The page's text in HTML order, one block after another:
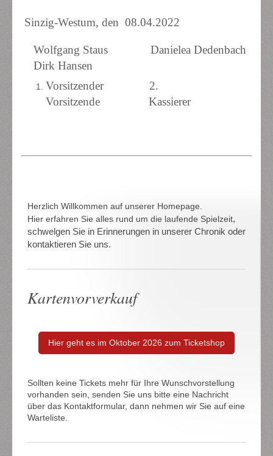
Sinzig-Westum, den 08.04.2022
Wolfgang Staus Danielea Dedenbach
Dirk Hansen
Vorsitzender 2.
Vorsitzende Kassierer
Herzlich Willkommen auf unserer Homepage.
Hier erfahren Sie alles rund um die laufende Spielzeit,
schwelgen Sie in Erinnerungen in unserer Chronik oder
kontaktieren Sie uns.
Kartenvorverkauf
Hier geht es im Oktober 2026 zum Ticketshop
Sollten keine Tickets mehr für Ihre Wunschvorstellung
vorhanden sein, senden Sie uns bitte eine Nachricht
über das Kontaktformular, dann nehmen wir Sie auf eine
Warteliste.